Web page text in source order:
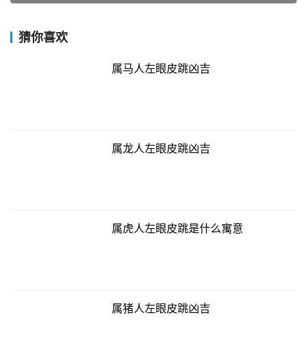
猜你喜欢
属马人左眼皮跳凶吉
属龙人左眼皮跳凶吉
属虎人左眼皮跳是什么寓意
属猪人左眼皮跳凶吉